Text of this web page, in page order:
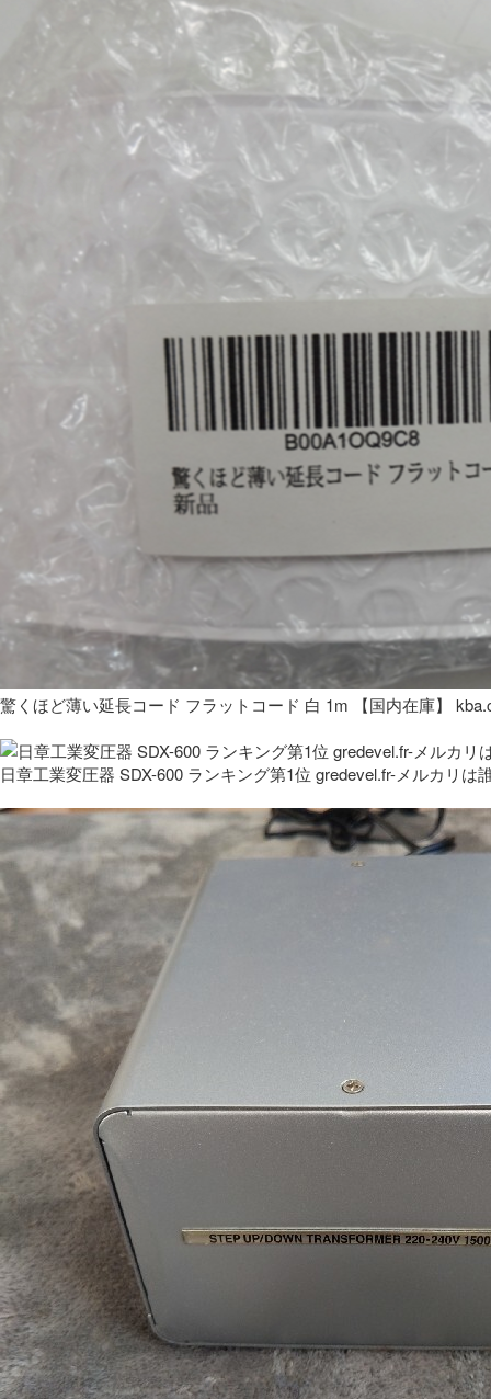
驚くほど薄い延長コード フラットコード 白 1m 【国内在庫】
日章工業変圧器 SDX-600 ランキング第1位 gredevel.fr-メルカリは